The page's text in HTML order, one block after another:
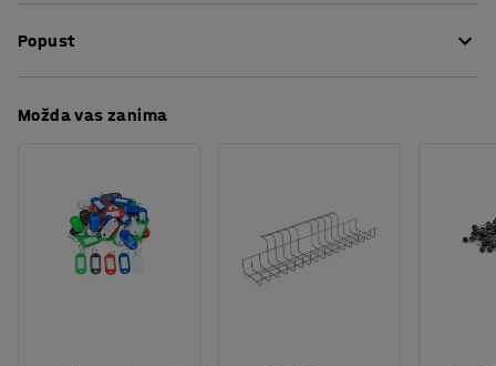
zupci. Metalna poluga je praškasto presvučena jarko
Potreban broj osoba
Popust
Možda vas zanima